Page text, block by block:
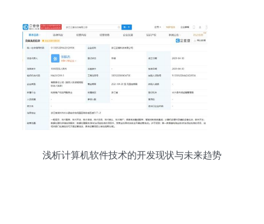
浅析计算机软件技术的开发现状与未来趋势